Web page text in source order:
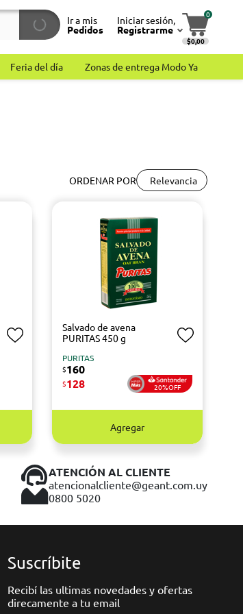
Ir a mis
Pedidos
Iniciar sesión,
Registrarme
0
$0,00
Feria del día Zonas de entrega Modo Ya
ORDENAR POR Relevancia
Salvado de avena
PURITAS 450 g
PURITAS
$160
$128 20%OFF
Agregar
ATENCIÓN AL CLIENTE
atencionalcliente@geant.com.uy
0800 5020
Suscríbite
Recibí las ultimas novedades y ofertas
direcamente a tu email